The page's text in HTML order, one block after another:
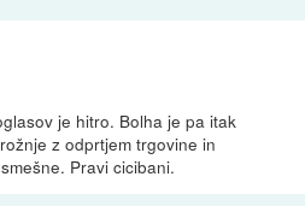
je hitro. Bolha je pa itak
z odprtjem trgovine in
Pravi cicibani.